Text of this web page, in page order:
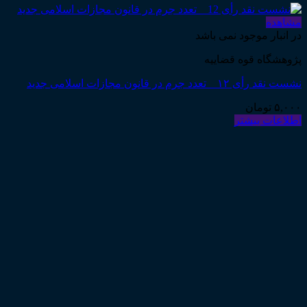
مشاهده
در انبار موجود نمی باشد
پژوهشگاه قوه قضاییه
نشست نقد رأی ۱۲ _ تعدد جرم در قانون مجازات اسلامی جدید
۵,۰۰۰ تومان
اطلاعات بیشتر